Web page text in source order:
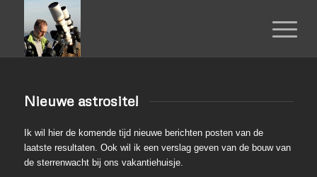
Nieuwe astrosite!
Ik wil hier de komende tijd nieuwe berichten posten van de
laatste resultaten. Ook wil ik een verslag geven van de bouw van
de sterrenwacht bij ons vakantiehuisje.